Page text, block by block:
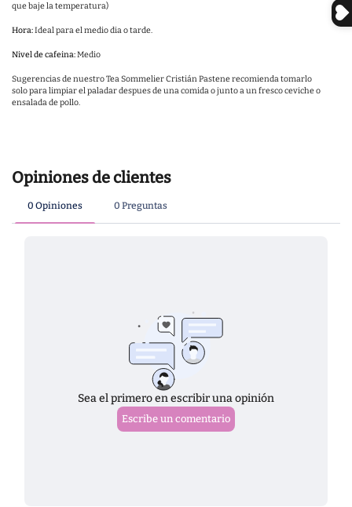
que baje la temperatura)
Hora:Ideal para el medio dia o tarde.
Nivel de cafeina:Medio
Sugerencias de nuestro Tea Sommelier Cristián Pastene recomienda tomarlo
solo para limpiar el paladar despues de una comida o junto a un fresco ceviche o
ensalada de pollo.